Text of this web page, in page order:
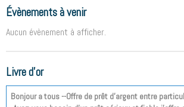
Évènements à venir
Aucun évènement à afficher.
Livre d'or
Bonjour a tous --Offre de prêt d'argent entre